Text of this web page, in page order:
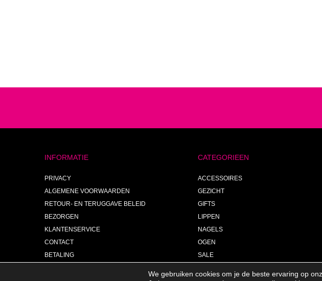
INFORMATIE
PRIVACY
ALGEMENE VOORWAARDEN
RETOUR- EN TERUGGAVE BELEID
BEZORGEN
KLANTENSERVICE
CONTACT
BETALING
CATEGORIEEN
ACCESSOIRES
GEZICHT
GIFTS
LIPPEN
NAGELS
OGEN
SALE
We gebruiken cookies om je de beste ervaring op